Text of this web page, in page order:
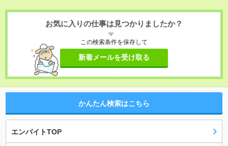
お気に入りの仕事は見つかりましたか？
この検索条件を保存して
新着メールを受け取る
かんたん検索はこちら
エンバイトTOP